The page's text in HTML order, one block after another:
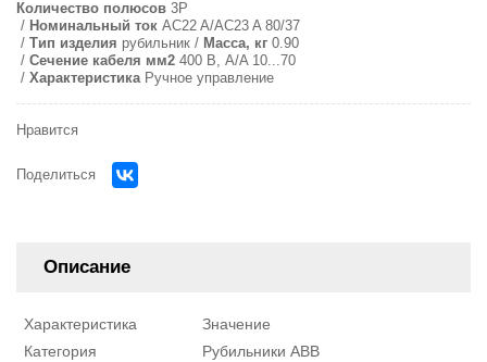
Количество полюсов 3P
Номинальный ток AC22 A/AC23 A 80/37
Тип изделия рубильник Масса, кг 0.90
Сечение кабеля мм2 400 В, A/A 10...70
Характеристика Ручное управление
Нравится
Поделиться
Описание
Характеристика
Значение
Категория
Рубильники ABB